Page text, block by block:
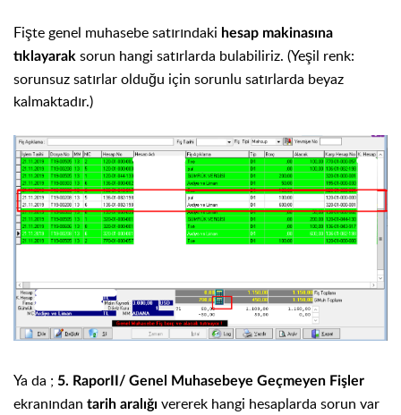
Fişte genel muhasebe satırındaki hesap makinasına
tıklayarak sorun hangi satırlarda bulabiliriz. (Yeşil renk:
sorunsuz satırlar olduğu için sorunlu satırlarda beyaz
kalmaktadır.)
Ya da ; 5. RaporII/ Genel Muhasebeye Geçmeyen Fişler
ekranından tarih aralığı vererek hangi hesaplarda sorun var